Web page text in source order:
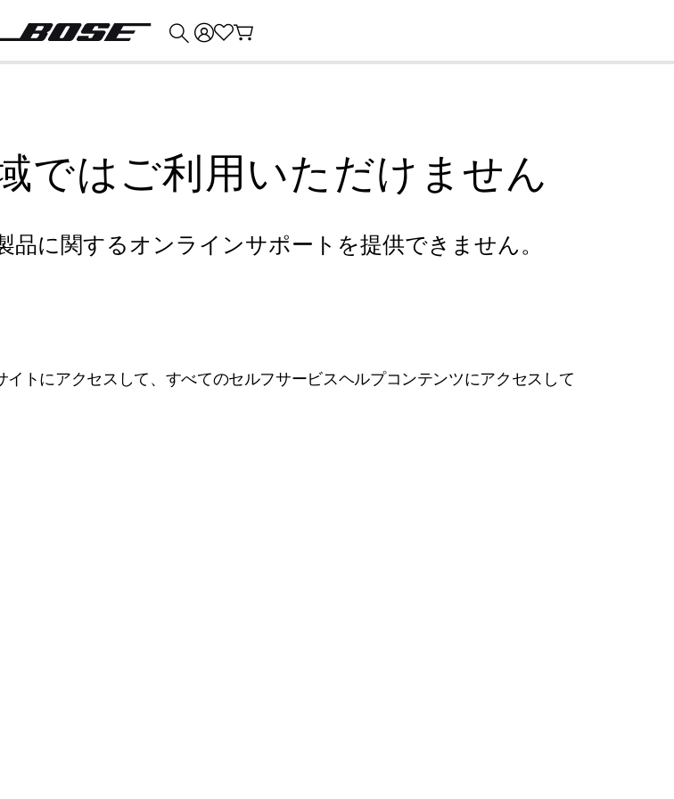
ではご利用いただけません
に関するオンラインサポートを提供できません。
トにアクセスして、すべてのセルフサービスヘルプコンテンツにアクセスして